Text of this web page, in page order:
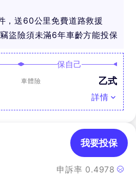
，送60公里免費道路救援
竊盜險須未滿6年車齡方能投保
保自己
車體險 乙式
詳情
申訴率 0.4978
我要投保